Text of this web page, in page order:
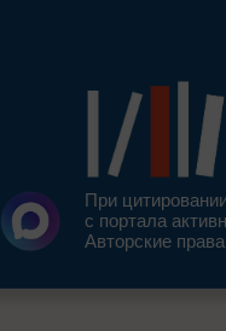
При
с портала
Авторские